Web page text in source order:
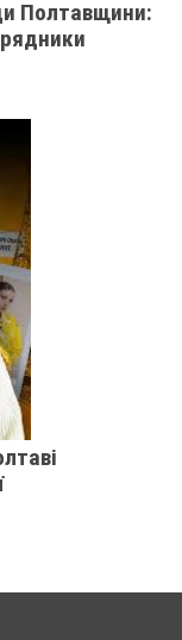
Полтавщини: